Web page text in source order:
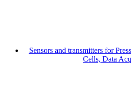
Sensors and transmitters for
Cells, Data